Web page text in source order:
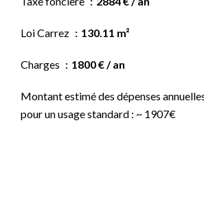
Loi Carrez 130.11 m²
Charges 1800 € / an
Montant estimé des dépenses
pour un usage standard : ~ 1907€